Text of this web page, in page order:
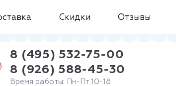
Скидки Отзывы
8 (495) 532-75-00
8 (926) 588-45-30
Время работы: Пн-Пт 10-18